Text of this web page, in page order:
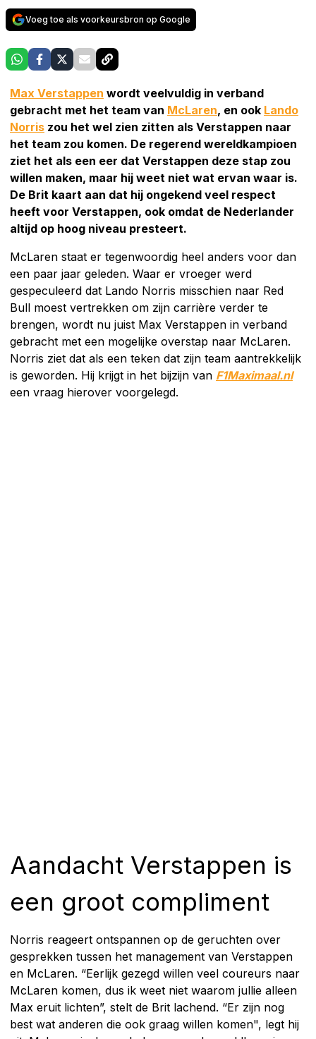
Voeg toe als voorkeursbron op Google
Max Verstappen wordt veelvuldig in verband
gebracht met het team van McLaren, en ook Lando
Norris zou het wel zien zitten als Verstappen naar
het team zou komen. De regerend wereldkampioen
ziet het als een eer dat Verstappen deze stap zou
willen maken, maar hij weet niet wat ervan waar is.
De Brit kaart aan dat hij ongekend veel respect
heeft voor Verstappen, ook omdat de Nederlander
altijd op hoog niveau presteert.
McLaren staat er tegenwoordig heel anders voor dan
een paar jaar geleden. Waar er vroeger werd
gespeculeerd dat Lando Norris misschien naar Red
Bull moest vertrekken om zijn carrière verder te
brengen, wordt nu juist Max Verstappen in verband
gebracht met een mogelijke overstap naar McLaren.
Norris ziet dat als een teken dat zijn team aantrekkelijk
is geworden. Hij krijgt in het bijzijn van F1Maximaal.nl
een vraag hierover voorgelegd.
Aandacht Verstappen is
een groot compliment
Norris reageert ontspannen op de geruchten over
gesprekken tussen het management van Verstappen
en McLaren. “Eerlijk gezegd willen veel coureurs naar
McLaren komen, dus ik weet niet waarom jullie alleen
Max eruit lichten”, stelt de Brit lachend. “Er zijn nog
best wat anderen die ook graag willen komen", legt hij